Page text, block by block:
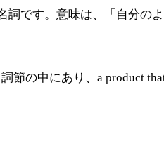
詞です。意味は、「自分の
の中にあり、a product